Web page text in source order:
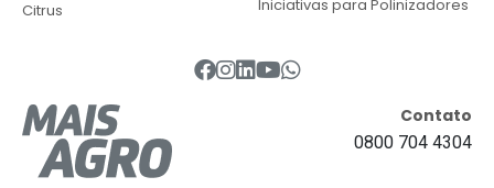
Citrus Iniciativas para Polinizadores
Contato
0800 704 4304